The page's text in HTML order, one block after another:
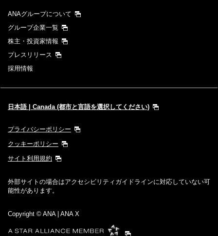
ANAグループについて
グループ企業一覧
株主・投資家情報
プレスリリース
採用情報
日本語 | Canada (都市と言語を選択してください)
プライバシーポリシー
クッキーポリシー
サイト利用規約
外部サイトの場合はアクセシビリティガイドラインに対応していない可
能性があります。
Copyright © ANA | ANA X